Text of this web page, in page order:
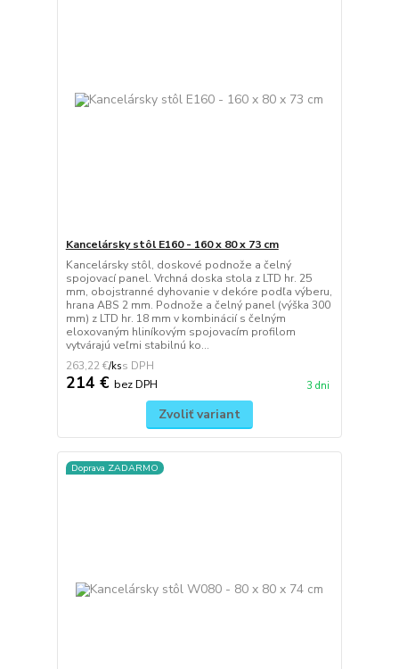
Kancelársky stôl E160 - 160 x 80 x 73 cm
Kancelársky stôl, doskové podnože a čelný
spojovací panel. Vrchná doska stola z LTD hr. 25
mm, obojstranné dyhovanie v dekóre podľa výberu,
hrana ABS 2 mm. Podnože a čelný panel (výška 300
mm) z LTD hr. 18 mm v kombinácií s čelným
eloxovaným hliníkovým spojovacím profilom
vytvárajú veľmi stabilnú ko...
263,22 €/ks
214 € bez DPH 3 dni
Zvoliť variant
Doprava ZADARMO